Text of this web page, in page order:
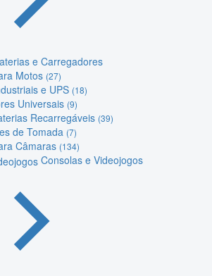
e Carregadores
Motos (27)
e UPS (18)
Universais (9)
Recarregáveis (39)
de Tomada (7)
Câmaras (134)
Consolas e Videojogos